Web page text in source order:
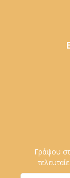
Γράψου